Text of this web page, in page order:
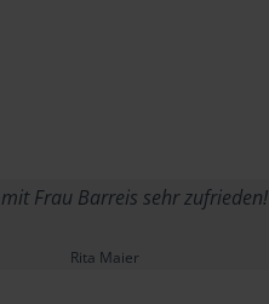
Frau Barreis sehr zufrieden!
Rita Maier